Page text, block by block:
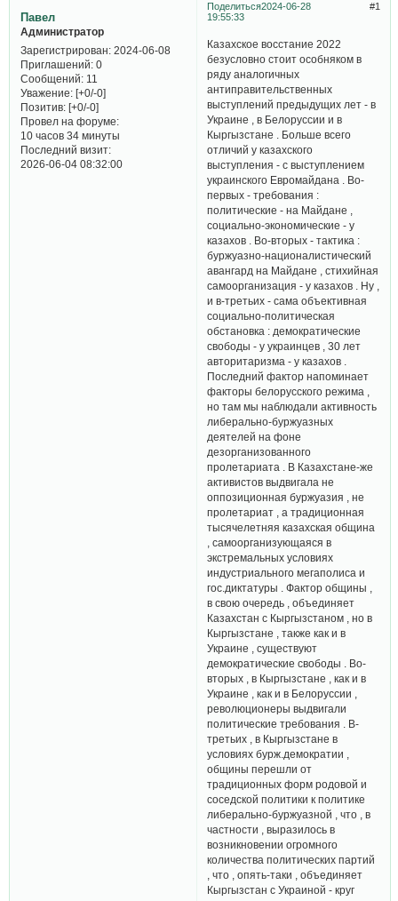
Поделиться 1
2024-06-28
19:55:33
Павел
Администратор
Зарегистрирован: 2024-06-08
Приглашений:0
Сообщений:11
Уважение: [+0/-0]
Позитив: [+0/-0]
Провел на форуме:
10 часов 34 минуты
Последний визит:
2026-06-04 08:32:00
Казахское восстание 2022
безусловно стоит особняком в
ряду аналогичных
антиправительственных
выступлений предыдущих лет - в
Украине , в Белоруссии и в
Кыргызстане . Больше всего
отличий у казахского
выступления - с выступлением
украинского Евромайдана . Во-
первых - требования :
политические - на Майдане ,
социально-экономические - у
казахов . Во-вторых - тактика :
буржуазно-националистический
авангард на Майдане , стихийная
самоорганизация - у казахов . Ну ,
и в-третьих - сама объективная
социально-политическая
обстановка : демократические
свободы - у украинцев , 30 лет
авторитаризма - у казахов .
Последний фактор напоминает
факторы белорусского режима ,
но там мы наблюдали активность
либерально-буржуазных
деятелей на фоне
дезорганизованного
пролетариата . В Казахстане-же
активистов выдвигала не
оппозиционная буржуазия , не
пролетариат , а традиционная
тысячелетняя казахская община
, самоорганизующаяся в
экстремальных условиях
индустриального мегаполиса и
гос.диктатуры . Фактор общины ,
в свою очередь , объединяет
Казахстан с Кыргызстаном , но в
Кыргызстане , также как и в
Украине , существуют
демократические свободы . Во-
вторых , в Кыргызстане , как и в
Украине , как и в Белоруссии ,
революционеры выдвигали
политические требования . В-
третьих , в Кыргызстане в
условиях бурж.демократии ,
общины перешли от
традиционных форм родовой и
соседской политики к политике
либерально-буржуазной , что , в
частности , выразилось в
возникновении огромного
количества политических партий
, что , опять-таки , объединяет
Кыргызстан с Украиной - круг